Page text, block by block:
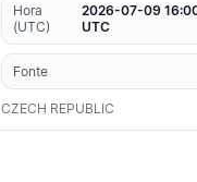
Hora
(UTC)
2026-07-09
UTC
Fonte
CZECH REPUBLIC